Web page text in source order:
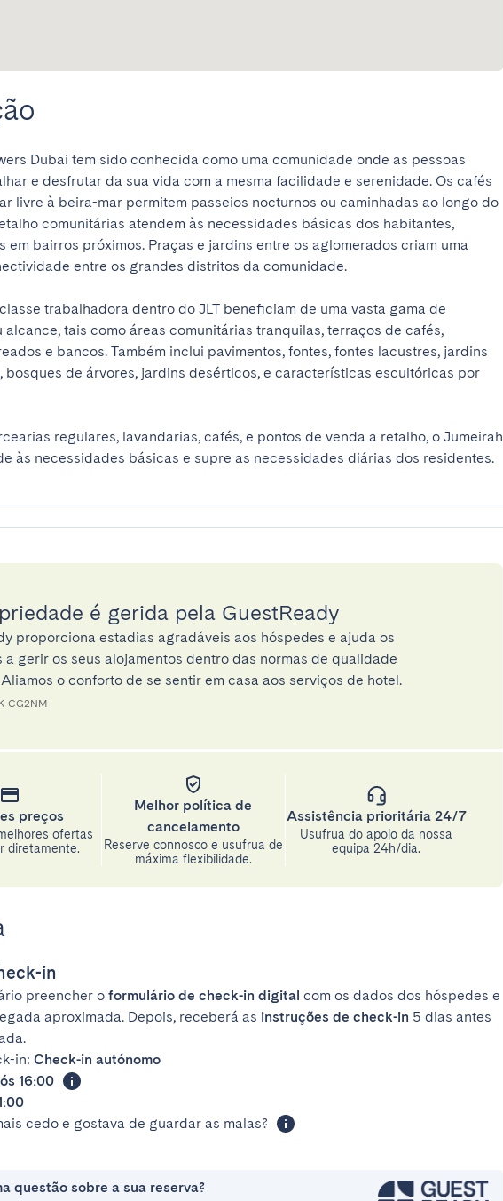
Dubai tem sido conhecida como uma comunidade onde as pessoas
e desfrutar da sua vida com a mesma facilidade e serenidade. Os cafés
livre à beira-mar permitem passeios nocturnos ou caminhadas ao longo do
comunitárias atendem às necessidades básicas dos habitantes,
em bairros próximos. Praças e jardins entre os aglomerados criam uma
entre os grandes distritos da comunidade.
trabalhadora dentro do JLT beneficiam de uma vasta gama de
alcance, tais como áreas comunitárias tranquilas, terraços de cafés,
e bancos. Também inclui pavimentos, fontes, fontes lacustres, jardins
bosques de árvores, jardins desérticos, e características escultóricas por
regulares, lavandarias, cafés, e pontos de venda a retalho, o Jumeirah
às necessidades básicas e supre as necessidades diárias dos residentes.
é gerida pela GuestReady
proporciona estadias agradáveis aos hóspedes e ajuda os
gerir os seus alojamentos dentro das normas de qualidade
o conforto de se sentir em casa aos serviços de hotel.
CG2NM
preços
ofertas
diretamente.
Melhor política de
cancelamento
Reserve connosco e usufrua de
máxima flexibilidade.
Assistência prioritária 24/7
Usufrua do apoio da nossa
equipa 24h/dia.
in
preencher o formulário de check-in digital com os dados dos hóspedes e
aproximada. Depois, receberá as instruções de check-in 5 dias antes
in: Check-in autónomo
16:00
cedo e gostava de guardar as malas?
questão sobre a sua reserva?